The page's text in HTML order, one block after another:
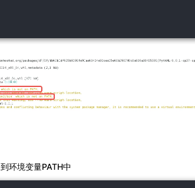
到环境变量PATH中